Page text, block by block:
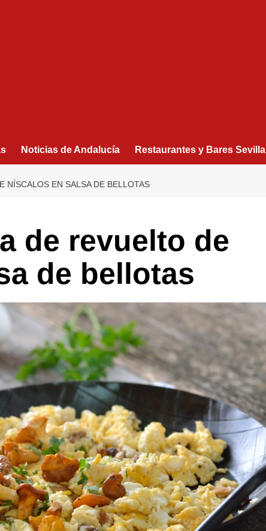
Noticias de Andalucía Restaurantes y Bares Sevilla
NÍSCALOS EN SALSA DE BELLOTAS
de revuelto de
de bellotas